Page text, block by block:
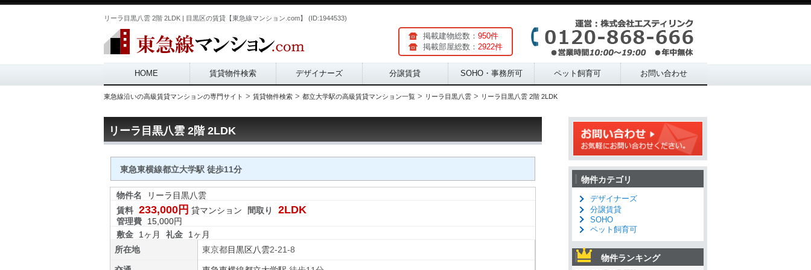
リーラ目黒八雲 2階 2LDK | 目黒区の賃貸【東急線マンション.com】 (ID:1944533)
掲載建物総数： 950件
掲載部屋総数： 2922件
Main menu
HOME 賃貸物件検索 デザイナーズ 分譲賃貸 SOHO・事務所可 ペット飼育可 お問い合わせ
東急線沿いの高級賃貸マンションの専門サイト > 賃貸物件検索 > 都立大学駅の高級賃貸マンション一覧 > リーラ目黒八雲 > リーラ目黒八雲 2階 2LDK
リーラ目黒八雲 2階 2LDK
東急東横線都立大学駅 徒歩11分
物件名
リーラ目黒八雲
賃料 233,000円 貸マンション 間取り 2LDK
管理費
15,000円
敷金
1ヶ月 礼金
1ヶ月
所在地
東京都目黒区八雲2-21-8
物件カテゴリ
デザイナーズ
分譲賃貸
SOHO
ペット飼育可
物件ランキング